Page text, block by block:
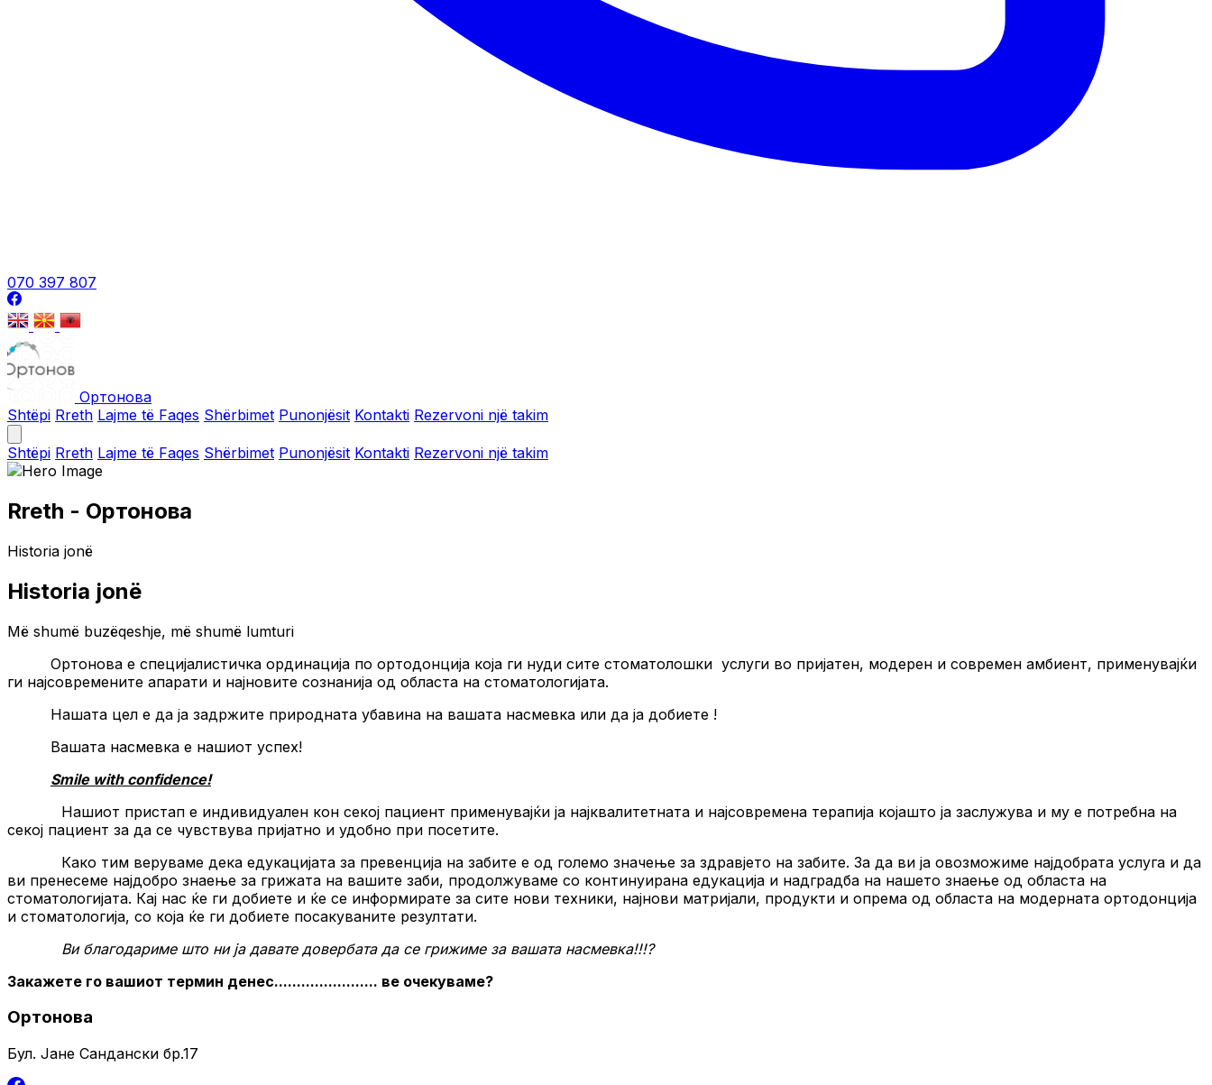
070 397 807
Ортонова
Shtëpi Rreth Lajme të Faqes Shërbimet Punonjësit Kontakti Rezervoni një takim
Shtëpi Rreth Lajme të Faqes Shërbimet Punonjësit Kontakti Rezervoni një takim
Rreth - Ортонова
Historia jonë
Historia jonë
Më shumë buzëqeshje, më shumë lumturi
Ортонова е специјалистичка ординација по ортодонција која ги нуди сите стоматолошки услуги во пријатен, модерен и современ амбиент, применувајќи
ги најсовремените апарати и најновите сознанија од областа на стоматологијата.
Нашата цел е да ја задржите природната убавина на вашата насмевка или да ја добиете !
Вашата насмевка е нашиот успех!
Smile with confidence!
Нашиот пристап е индивидуален кон секој пациент применувајќи ја најквалитетната и најсовремена терапија којашто ја заслужува и му е потребна на
секој пациент за да се чувствува пријатно и удобно при посетите.
Како тим веруваме дека едукацијата за превенција на забите е од големо значење за здравјето на забите. За да ви ја овозможиме најдобрата услуга и да
ви пренесеме најдобро знаење за грижата на вашите заби, продолжуваме со континуирана едукација и надградба на нашето знаење од областа на
стоматологијата. Кај нас ќе ги добиете и ќе се информирате за сите нови техники, најнови матријали, продукти и опрема од областа на модерната ортодонција
и стоматологија, со која ќе ги добиете посакуваните резултати.
Ви благодариме што ни ја давате довербата да се грижиме за вашата насмевка!!!?
Закажете го вашиот термин денес....................... ве очекуваме?
Ортонова
Бул. Јане Сандански бр.17